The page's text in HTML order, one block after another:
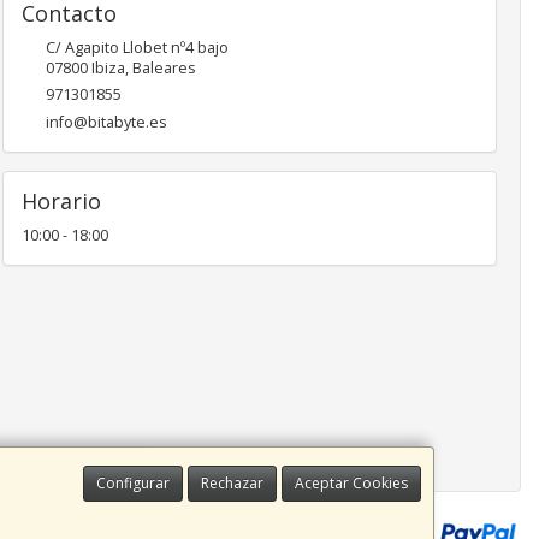
Configurar Rechazar Aceptar Cookies
Contacto
C/ Agapito Llobet nº4 bajo
07800Ibiza,Baleares
971301855
info@bitabyte.es
Horario
10:00 - 18:00